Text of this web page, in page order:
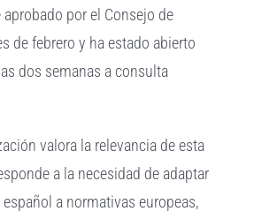
por el Consejo de
de febrero y ha estado abierto
dos semanas a consulta
valora la relevancia de esta
a la necesidad de adaptar
a normativas europeas,